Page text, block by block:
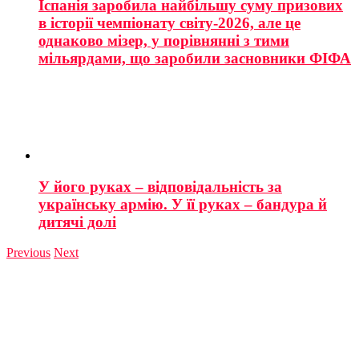
Іспанія заробила найбільшу суму призових
в історії чемпіонату світу-2026, але це
однаково мізер, у порівнянні з тими
мільярдами, що заробили засновники ФІФА
У його руках – відповідальність за
українську армію. У її руках – бандура й
дитячі долі
Previous Next